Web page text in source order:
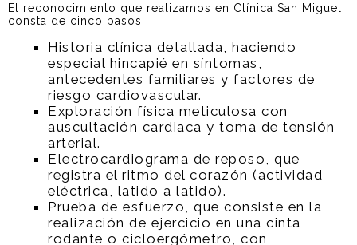
El reconocimiento que realizamos en Clínica San Miguel
consta de cinco pasos:
Historia clínica detallada, haciendo
especial hincapié en síntomas,
antecedentes familiares y factores de
riesgo cardiovascular.
Exploración física meticulosa con
auscultación cardiaca y toma de tensión
arterial.
Electrocardiograma de reposo, que
registra el ritmo del corazón (actividad
eléctrica, latido a latido).
Prueba de esfuerzo, que consiste en la
realización de ejercicio en una cinta
rodante o cicloergómetro, con